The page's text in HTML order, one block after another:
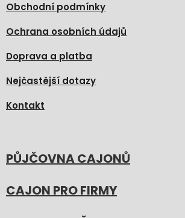
Obchodní podmínky
Ochrana osobních údajů
Doprava a platba
Nejčastější dotazy
Kontakt
PŮJČOVNA CAJONŮ
CAJON PRO FIRMY